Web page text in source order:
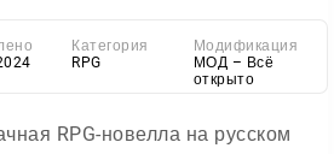
Категория
RPG
Модификация
МОД – Всё
открыто
RPG-новелла на русском